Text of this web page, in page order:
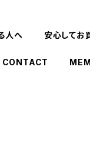
人へ 安心してお
CONTACT